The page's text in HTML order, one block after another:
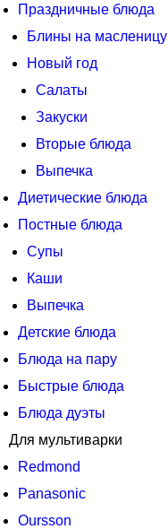
Праздничные блюда
Блины на масленицу
Новый год
Салаты
Закуски
Вторые блюда
Выпечка
Диетические блюда
Постные блюда
Супы
Каши
Выпечка
Детские блюда
Блюда на пару
Быстрые блюда
Блюда дуэты
Для мультиварки
Redmond
Panasonic
Oursson